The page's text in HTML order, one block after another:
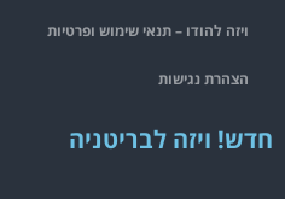
ויזה להודו – תנאי שימוש ופרטיות
הצהרת נגישות
חדש! ויזה לבריטניה